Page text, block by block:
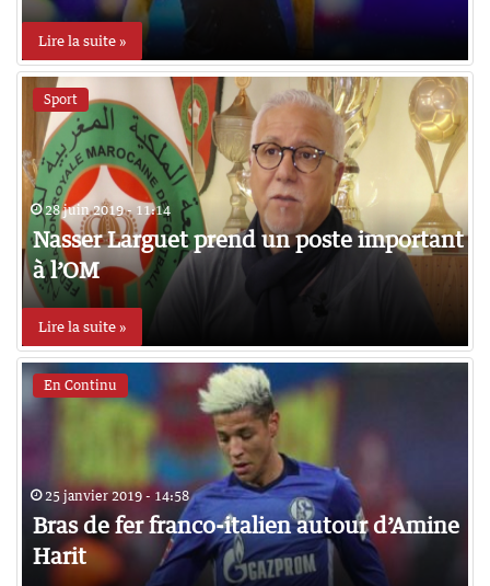
Lire la suite »
Sport
28 juin 2019 - 11:14
Nasser Larguet prend un poste important
à l’OM
Lire la suite »
En Continu
25 janvier 2019 - 14:58
Bras de fer franco-italien autour d’Amine
Harit